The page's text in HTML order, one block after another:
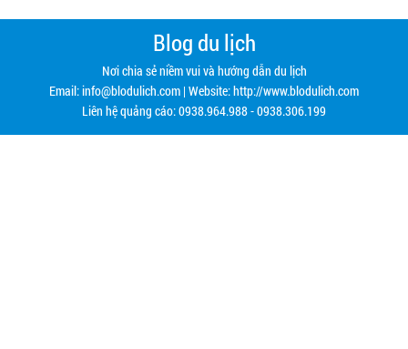
Blog du lịch
Nơi chia sẻ niềm vui và hướng dẫn du lịch
Email:info@blodulich.com | Website: http://www.blodulich.com
Liên hệ quảng cáo: 0938.964.988 - 0938.306.199